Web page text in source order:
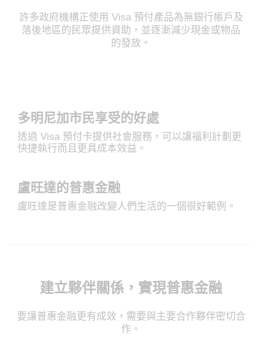
許多政府機構正使用 Visa 預付產品為無銀行帳戶及
落後地區的民眾提供資助，並逐漸減少現金或物品
的發放。
多明尼加市民享受的好處
透過 Visa 預付卡提供社會服務，可以讓福利計劃更
快捷執行而且更具成本效益。
盧旺達的普惠金融
盧旺達是普惠金融改變人們生活的一個很好範例。
建立夥伴關係，實現普惠金融
要讓普惠金融更有成效，需要與主要合作夥伴密切合
作。